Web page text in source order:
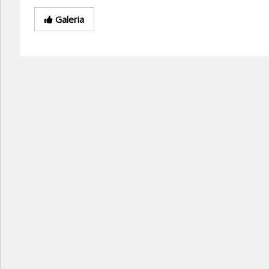
Galeria